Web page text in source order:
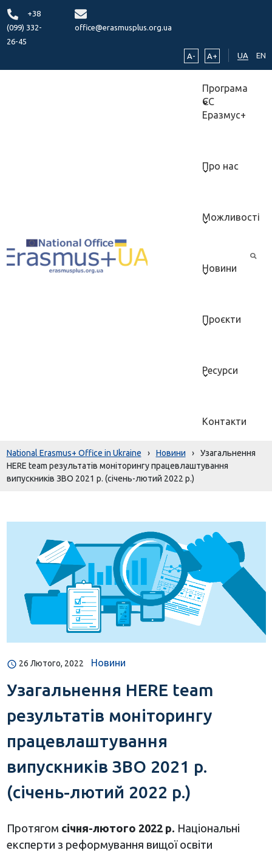
+38
(099) 332-
26-45
office@erasmusplus.org.ua
A- A+ UA EN
Програма
ЄС
Еразмус+
Про нас
Можливості
Новини
Проєкти
Ресурси
Контакти
National Erasmus+ Office in Ukraine › Новини ›
Узагальнення
HERE team результатів моніторингу працевлаштування
випускників ЗВО 2021 р. (січень-лютий 2022 р.)
26 Лютого, 2022 Новини
Узагальнення HERE team
результатів моніторингу
працевлаштування
випускників ЗВО 2021 р.
(січень-лютий 2022 р.)
Протягом січня-лютого 2022 р. Національні
експерти з реформування вищої освіти